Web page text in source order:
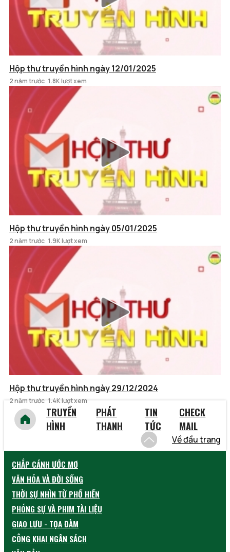
Hộp thư truyền hình ngày 12/01/2025
2 năm trước 1.8K lượt xem
Hộp thư truyền hình ngày 05/01/2025
2 năm trước 1.9K lượt xem
Hộp thư truyền hình ngày 29/12/2024
2 năm trước 1.4K lượt xem
TRUYỀN
HÌNH
PHÁT
THANH
TIN
TỨC
CHECK
MAIL
Về đầu trang
CHẮP CÁNH ƯỚC MƠ
VĂN HÓA VÀ ĐỜI SỐNG
THỜI SỰ NHÌN TỪ PHỐ HIẾN
PHÓNG SỰ VÀ PHIM TÀI LIỆU
GIAO LƯU - TỌA ĐÀM
CÔNG KHAI NGÂN SÁCH